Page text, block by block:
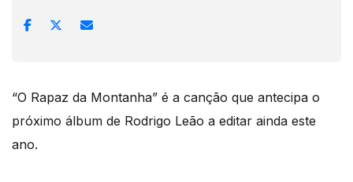
“O Rapaz da Montanha” é a canção que antecipa o
próximo álbum de Rodrigo Leão a editar ainda este
ano.